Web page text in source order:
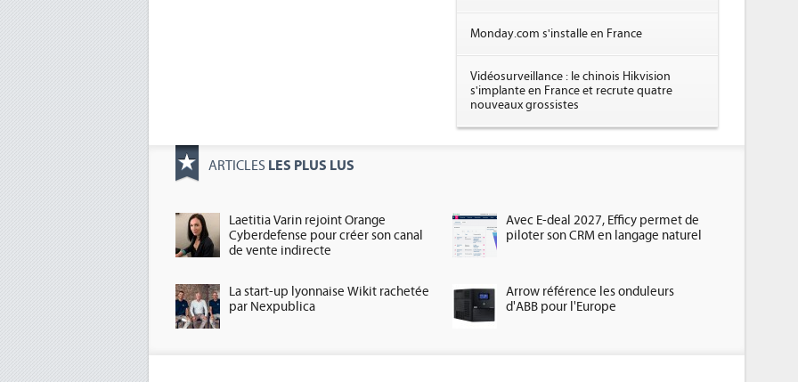
Monday.com s'installe en France
Vidéosurveillance : le chinois Hikvision
s'implante en France et recrute quatre
nouveaux grossistes
ARTICLES LES PLUS LUS
Laetitia Varin rejoint Orange
Cyberdefense pour créer son canal
de vente indirecte
Avec E-deal 2027, Efficy permet de
piloter son CRM en langage naturel
La start-up lyonnaise Wikit rachetée
par Nexpublica
Arrow référence les onduleurs
d'ABB pour l'Europe